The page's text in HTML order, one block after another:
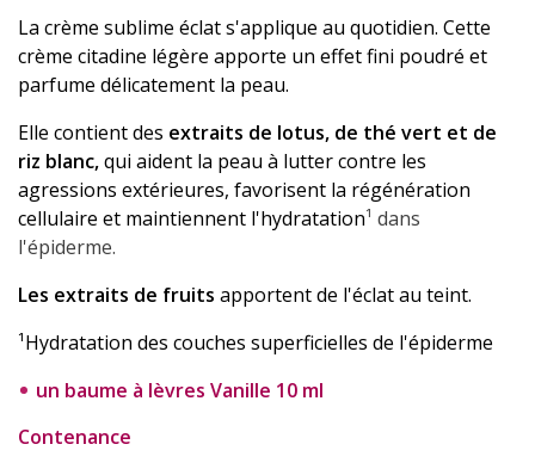
La crème sublime éclat s'applique au quotidien. Cette
crème citadine légère apporte un effet fini poudré et
parfume délicatement la peau.
Elle contient des extraits de lotus, de thé vert et de
riz blanc,qui aident la peau à lutter contre les
agressions extérieures, favorisent la régénération
cellulaire et maintiennent l'hydratation¹ dans
l'épiderme.
Les extraits de fruits apportent de l'éclat au teint.
¹Hydratation des couches superficielles de l'épiderme
un baume à lèvres Vanille 10 ml
Contenance